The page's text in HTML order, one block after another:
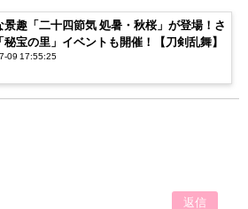
景趣「二十四節気 処暑・秋桜」が登場！さ
秘宝の里」イベントも開催！【刀剣乱舞】
09 17:55:25
返信